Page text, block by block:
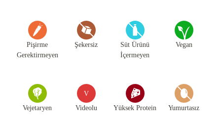
Pişirme
Gerektirmeyen
Şekersiz
Süt Ürünü
İçermeyen
Vegan
Vejetaryen
V
Videolu Yüksek Protein Yumurtasız